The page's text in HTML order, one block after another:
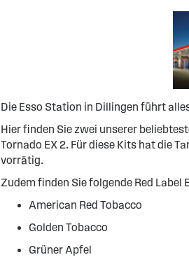
Die Esso Station in Dillingen führt
Hier finden Sie zwei unserer
Tornado EX 2. Für diese Kits hat die
vorrätig.
Zudem finden Sie folgende Red Label
American Red Tobacco
Golden Tobacco
Grüner Apfel